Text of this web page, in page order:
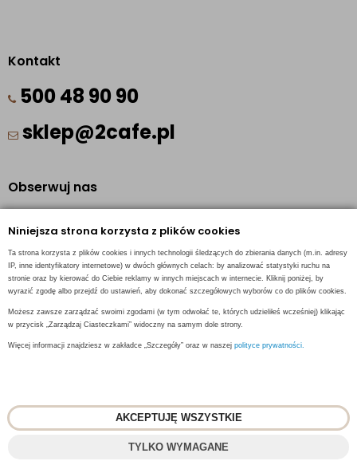
Niniejsza strona korzysta z plików cookies
Ta strona korzysta z plików cookies i innych technologii śledzących do zbierania danych (m.in. adresy
IP, inne identyfikatory internetowe) w dwóch głównych celach: by analizować statystyki ruchu na
stronie oraz by kierować do Ciebie reklamy w innych miejscach w internecie. Kliknij poniżej, by
wyrazić zgodę albo przejdź do ustawień, aby dokonać szczegółowych wyborów co do plików cookies.
Możesz zawsze zarządzać swoimi zgodami (w tym odwołać te, których udzieliłeś wcześniej) klikając
w przycisk „Zarządzaj Ciasteczkami” widoczny na samym dole strony.
Więcej informacji znajdziesz w zakładce „Szczegóły” oraz w naszej polityce prywatności.
AKCEPTUJĘ WSZYSTKIE
TYLKO WYMAGANE
Kontakt
500 48 90 90
sklep@2cafe.pl
Obserwuj nas
Instagram
INFORMACJE KONTAKTOWE
© 20182CAFE- Fresh Roasted Coffee
Projekt i oprogramowanie sklepu:ebexo